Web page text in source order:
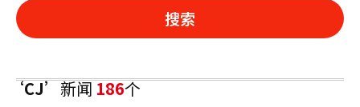
搜索
‘CJ’新闻186个